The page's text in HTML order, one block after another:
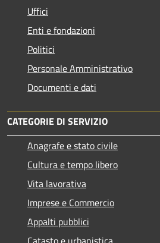
Uffici
Enti e fondazioni
Politici
Personale Amministrativo
Documenti e dati
CATEGORIE DI SERVIZIO
Anagrafe e stato civile
Cultura e tempo libero
Vita lavorativa
Imprese e Commercio
Appalti pubblici